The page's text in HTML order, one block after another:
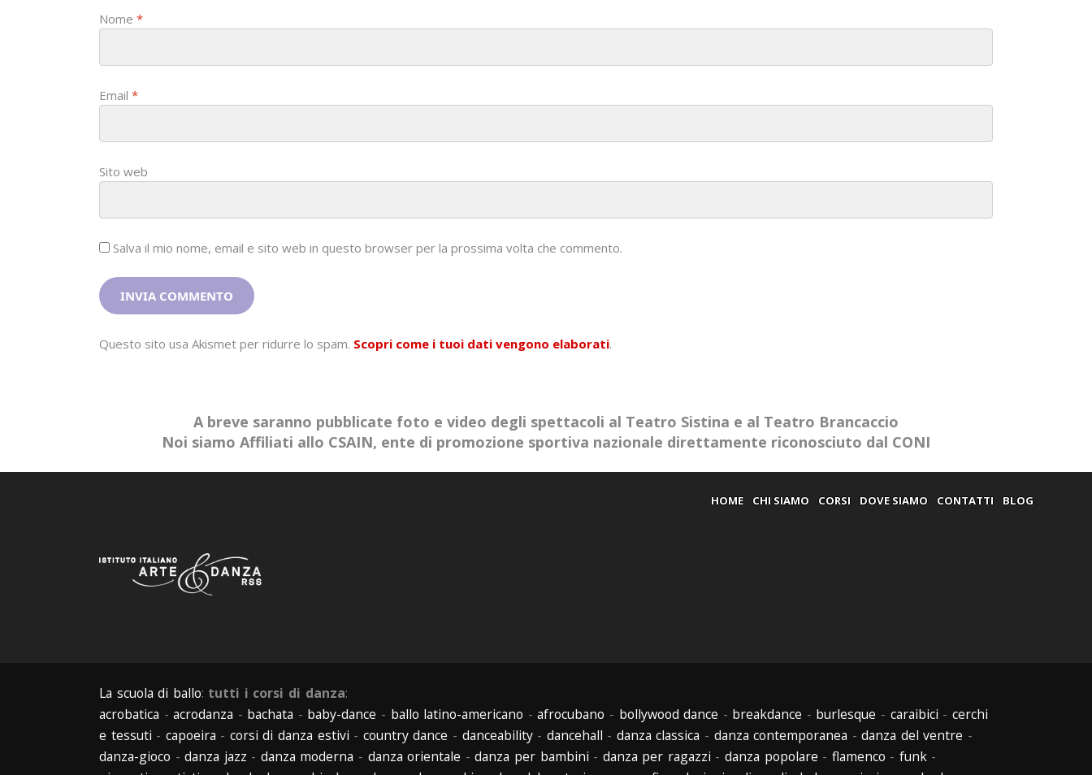
Nome *
Email *
Sito web
Salva il mio nome, email e sito web in questo browser per la prossima volta che commento.
Questo sito usa Akismet per ridurre lo spam. Scopri come i tuoi dati vengono elaborati.
A breve saranno pubblicate foto e video degli spettacoli al Teatro Sistina e al Teatro Brancaccio
Noi siamo Affiliati allo CSAIN, ente di promozione sportiva nazionale direttamente riconosciuto dal CONI
HOME CHI SIAMO CORSI DOVE SIAMO CONTATTI BLOG
La scuola di ballo: tutti i corsi di danza:
acrobatica -acrodanza - bachata - baby-dance - ballo latino-americano -afrocubano - bollywood dance - breakdance - burlesque - caraibici - cerchi
e tessuti - capoeira - corsi di danza estivi - country dance - danceability- dancehall - danza classica - danza contemporanea -danza del ventre -
danza-gioco -danza jazz - danza moderna - danza orientale -danza per bambini - danza per ragazzi - danza popolare - flamenco - funk-